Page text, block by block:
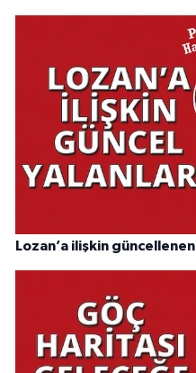
Lozan’a ilişkin